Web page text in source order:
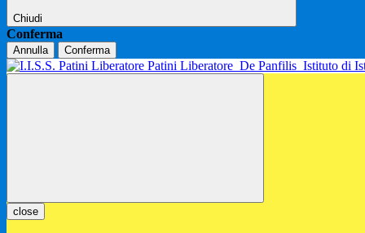
Chiudi
Conferma
Annulla Conferma
Patini Liberatore De Panfilis Istituto di
close